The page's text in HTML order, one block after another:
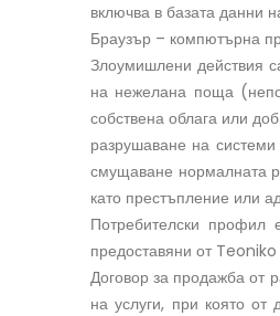
включва в базата данни
Браузър – компютърна
Злоумишлени действия
на нежелана поща
собствена облага или
разрушаване на
смущаване нормалната
като престъпление или
Потребителски
предоставяни от
Договор за продажба от
на услуги, при която